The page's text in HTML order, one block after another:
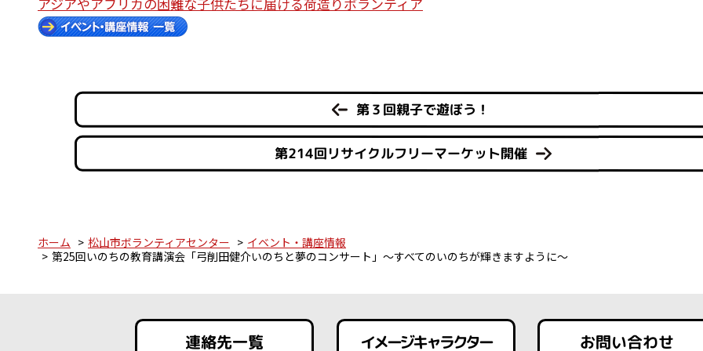
第３回親子で遊ぼう！
第214回リサイクルフリーマーケット開催
ホーム 松山市ボランティアセンター
イベント・講座情報
第25回いのちの教育講演会「弓削田健介いのちと夢のコンサート」～すべてのいのちが輝きますように～
連絡先一覧 イメージキャラクター お問い合わせ